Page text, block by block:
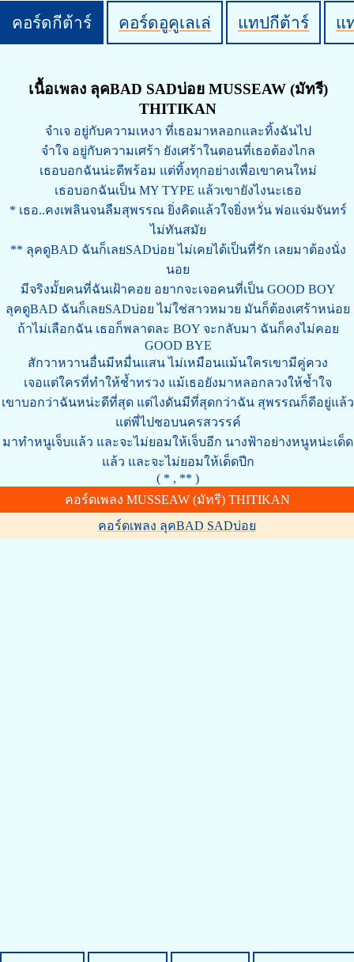
คอร์ดกีต้าร์ คอร์ดอูคูเลเล่ แทปกีต้าร์ แ
เนื้อเพลง ลุคBAD SADบ่อย MUSSEAW (มัทรี)
THITIKAN
จำเจ อยู่กับความเหงา ที่เธอมาหลอกและทิ้งฉันไป
จำใจ อยู่กับความเศร้า ยังเศร้าในตอนที่เธอต้องไกล
เธอบอกฉันน่ะดีพร้อม แต่ทิ้งทุกอย่างเพื่อเขาคนใหม่
เธอบอกฉันเป็น MY TYPE แล้วเขายังไงนะเธอ
* เธอ..คงเพลินจนลืมสุพรรณ ยิ่งคิดแล้วใจยิ่งหวั่น พ่อแจ่มจันทร์
ไม่ทันสมัย
** ลุคดูBAD ฉันก็เลยSADบ่อย ไม่เคยได้เป็นที่รัก เลยมาต้องนั่ง
นอย
มีจริงมั้ยคนที่ฉันเฝ้าคอย อยากจะเจอคนที่เป็น GOOD BOY
ลุคดูBAD ฉันก็เลยSADบ่อย ไม่ใช่สาวหมวย มันก็ต้องเศร้าหน่อย
ถ้าไม่เลือกฉัน เธอก็พลาดละ BOY จะกลับมา ฉันก็คงไม่คอย
GOOD BYE
สักวาหวานอื่นมีหมื่นแสน ไม่เหมือนแม้นใครเขามีคู่ควง
เจอแต่ใครที่ทำให้ช้ำทรวง แม้เธอยังมาหลอกลวงให้ช้ำใจ
เขาบอกว่าฉันหน่ะดีที่สุด แต่ไงดันมีที่สุดกว่าฉัน สุพรรณก็ดีอยู่แล้ว
แต่พี่ไปชอบนครสวรรค์
มาทำหนูเจ็บแล้ว และจะไม่ยอมให้เจ็บอีก นางฟ้าอย่างหนูหน่ะเด็ด
แล้ว และจะไม่ยอมให้เด็ดปีก
( * , ** )
คอร์ดเพลง MUSSEAW (มัทรี) THITIKAN
คอร์ดเพลง ลุคBAD SADบ่อย